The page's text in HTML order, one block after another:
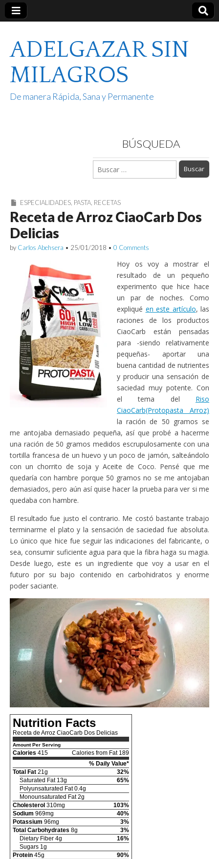
ADELGAZAR SIN
MILAGROS
De manera Rápida, Sana y Permanente
BÚSQUEDA
Buscar:
ESPECIALIDADES, PASTA, RECETAS
Receta de Arroz CiaoCarb Dos
Delicias
by Carlos Abehsera • 25/01/2018 • 0 Comments
Hoy os voy a mostrar el
resultado de un pequeño
experimento que hice hace
un par de noches. Como
expliqué en este artículo, las
raciones de los productos
CiaoCarb están pensadas
para -siendo relativamente
pequeñas- aportar una
buena cantidad de nutrientes
y producir una sensación de
saciedad muy potente. Con
el tema del Riso
CiaoCarb(Protopasta Arroz)
la ración de 50 gramos se
me antojaba demasiado pequeña, así que probé a hacerme
una ración de 50 gramos medidos escrupulosamente con una
tortilla francesa de un huevo y un poco de jamón, salteándolo
con un chorrito de soja y Aceite de Coco. Pensé que me
quedaría con hambre porque 50 gramos no se me antojaban
demasiados, pero aún así quise hacer la prueba para ver si me
quedaba con hambre.
El resultado fue justo el contrario. Me costó bastante trabajo
terminarme el plato y la sensación de saciedad fue absoluta.
Lo único que hice fue seguir las indicaciones del fabricante, o
sea, consumir suficiente agua para que la fibra haga su magia.
Desde luego, este es un ingrediente que voy a usar en el
futuro por su bajo contenido en carbohidratos y enorme
poder saciante.
Nutrition Facts
Receta de Arroz CiaoCarb Dos Delicias
Amount Per Serving
Calories 415
Calories from Fat 189
% Daily Value*
Total Fat 21g
32%
Saturated Fat 13g
65%
Polyunsaturated Fat 0.4g
Monounsaturated Fat 2g
Cholesterol 310mg
103%
Sodium 969mg
40%
Potassium 96mg
3%
Total Carbohydrates 8g
3%
Dietary Fiber 4g
16%
Sugars 1g
Protein 45g
90%